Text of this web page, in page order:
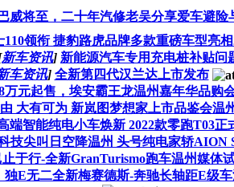
威将至，二十年汽修老吴分享爱车避险
领衔 捷豹路虎品牌多款重磅车型亮
新车资讯] 新能源汽车专用充电桩补贴问
车资讯] 全新第四代汉兰达上市发布
万元起售，埃安霸王龙温州嘉年华品购
大有可为 新岚图梦想家上市品鉴会温
端智能纯电小车焕新 2022款零跑T03正
技尖叫日空降温州 头号纯电家轿AION
于行-全新GranTurismo跑车温州媒体
独E无二全新梅赛德斯-奔驰长轴距E级